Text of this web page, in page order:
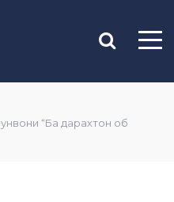
“Ба дарахтон об